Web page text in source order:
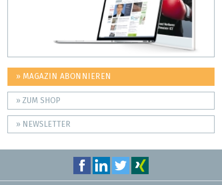
» MAGAZIN ABONNIEREN
» ZUM SHOP
» NEWSLETTER